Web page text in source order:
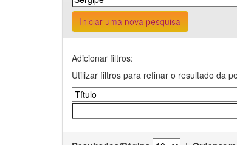
Iniciar uma nova pesquisa
Adicionar filtros:
Utilizar filtros para refinar o resultado da